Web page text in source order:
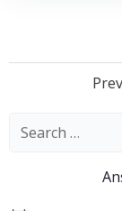
Search